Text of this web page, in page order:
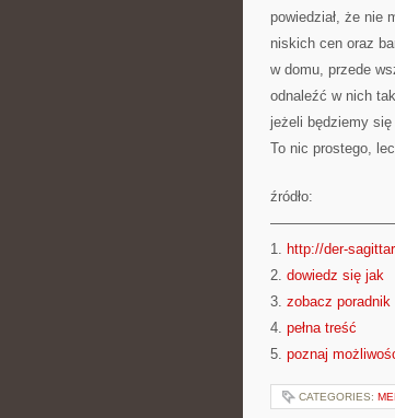
powiedział, że nie
niskich cen oraz
w domu, przede
odnaleźć w nich
jeżeli będziemy
To nic prostego,
źródło:
1. http://der-
2. dowiedz się jak
3. zobacz poradnik
4. pełna treść
5. poznaj
CATEGORIES: